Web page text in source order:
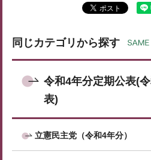
同じカテゴリから探す
令和4年分定期公表(
表)
立憲民主党（令和4年分）